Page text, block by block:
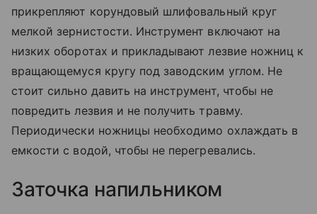
прикрепляют корундовый шлифовальный круг
мелкой зернистости. Инструмент включают на
низких оборотах и прикладывают лезвие ножниц к
вращающемуся кругу под заводским углом. Не
стоит сильно давить на инструмент, чтобы не
повредить лезвия и не получить травму.
Периодически ножницы необходимо охлаждать в
емкости с водой, чтобы не перегревались.
Заточка напильником